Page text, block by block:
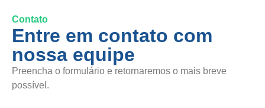
Contato
Entre em contato com
nossa equipe
Preencha o formulário e retornaremos o mais breve
possível.